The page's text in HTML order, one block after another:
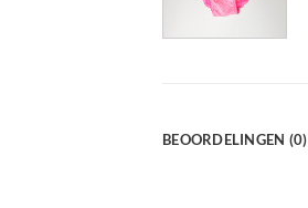
BEOORDELINGEN (0)